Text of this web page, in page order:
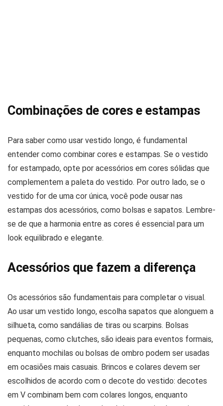
Combinações de cores e estampas
Para saber como usar vestido longo, é fundamental
entender como combinar cores e estampas. Se o vestido
for estampado, opte por acessórios em cores sólidas que
complementem a paleta do vestido. Por outro lado, se o
vestido for de uma cor única, você pode ousar nas
estampas dos acessórios, como bolsas e sapatos. Lembre-
se de que a harmonia entre as cores é essencial para um
look equilibrado e elegante.
Acessórios que fazem a diferença
Os acessórios são fundamentais para completar o visual.
Ao usar um vestido longo, escolha sapatos que alonguem a
silhueta, como sandálias de tiras ou scarpins. Bolsas
pequenas, como clutches, são ideais para eventos formais,
enquanto mochilas ou bolsas de ombro podem ser usadas
em ocasiões mais casuais. Brincos e colares devem ser
escolhidos de acordo com o decote do vestido: decotes
em V combinam bem com colares longos, enquanto